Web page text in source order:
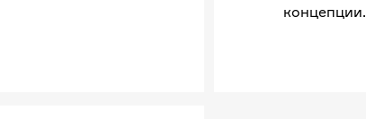
концепции.